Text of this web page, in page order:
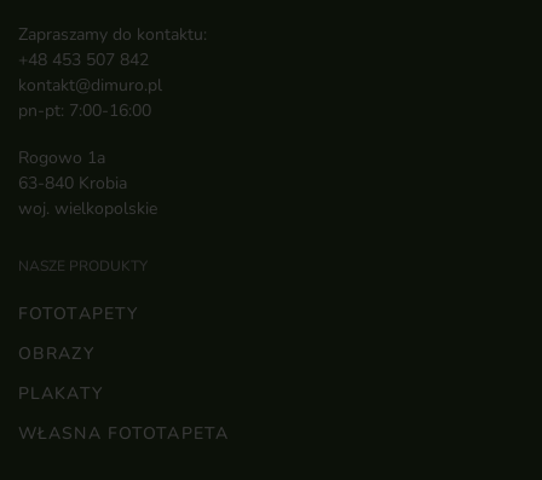
Zapraszamy do kontaktu:
+48 453 507 842
kontakt@dimuro.pl
pn-pt: 7:00-16:00
Rogowo 1a
63-840 Krobia
woj. wielkopolskie
NASZE PRODUKTY
FOTOTAPETY
OBRAZY
PLAKATY
WŁASNA FOTOTAPETA